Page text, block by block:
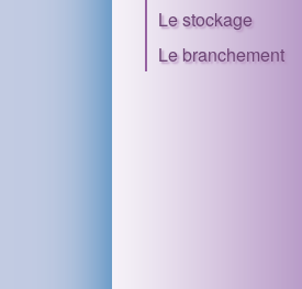
Le stockage
Le branchement